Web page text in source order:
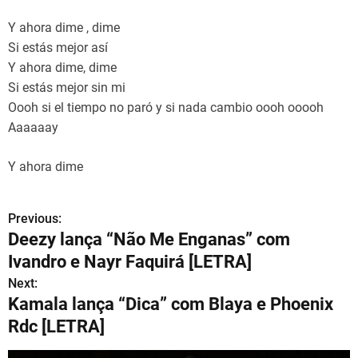
Y ahora dime , dime
Si estás mejor así
Y ahora dime, dime
Si estás mejor sin mi
Oooh si el tiempo no paró y si nada cambio oooh ooooh
Aaaaaay
Y ahora dime
N
a
v
e
g
Previous:
Deezy lança “Não Me Enganas” com
Ivandro e Nayr Faquirá [LETRA]
Next:
Kamala lança “Dica” com Blaya e Phoenix
Rdc [LETRA]